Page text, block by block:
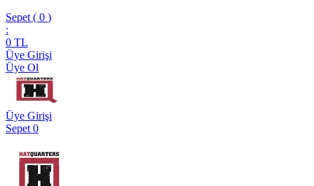
Sepet ( 0 )
:
0 TL
Üye Girişi
Üye Ol
Üye Girişi
Sepet 0